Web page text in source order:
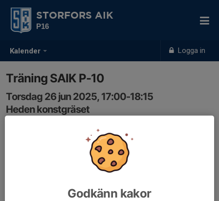
Kalender Logga in
STORFORS AIK
P16
Träning SAIK P-10
Torsdag 26 jun 2025, 17:00-18:15
Heden konstgräset
Samling: 17:00, Planhalva 2
Godkänn kakor